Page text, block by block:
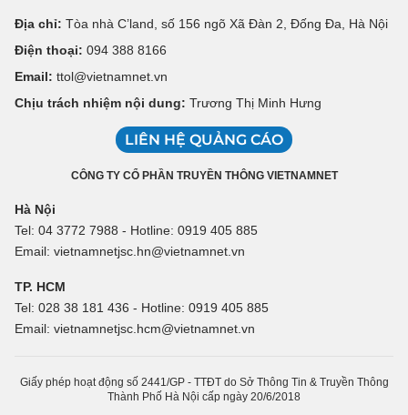
Địa chỉ: Tòa nhà C’land, số 156 ngõ Xã Đàn 2, Đống Đa, Hà Nội
Điện thoại: 094 388 8166
Email: ttol@vietnamnet.vn
Chịu trách nhiệm nội dung: Trương Thị Minh Hưng
LIÊN HỆ QUẢNG CÁO
CÔNG TY CỔ PHẦN TRUYỀN THÔNG VIETNAMNET
Hà Nội
Tel: 04 3772 7988 - Hotline: 0919 405 885
Email: vietnamnetjsc.hn@vietnamnet.vn
TP. HCM
Tel: 028 38 181 436 - Hotline: 0919 405 885
Email: vietnamnetjsc.hcm@vietnamnet.vn
Giấy phép hoạt động số 2441/GP - TTĐT do Sở Thông Tin & Truyền Thông
Thành Phố Hà Nội cấp ngày 20/6/2018